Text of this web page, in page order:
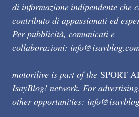
di informazione indipendente che
contributo di appassionati ed
Per pubblicità, comunicati e
collaborazioni:
motorilive is part of the SPORT
IsayBlog! network. For
other opportunities: